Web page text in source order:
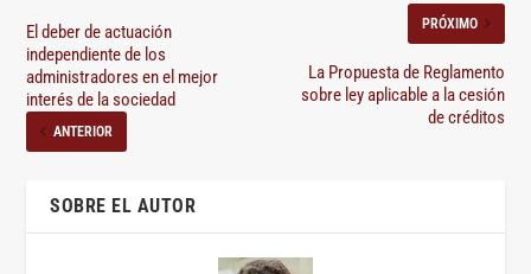
El deber de actuación
independiente de los
administradores en el mejor
interés de la sociedad
ANTERIOR
PRÓXIMO
La Propuesta de Reglamento
sobre ley aplicable a la cesión
de créditos
SOBRE EL AUTOR